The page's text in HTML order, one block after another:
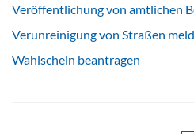
Veröffentlichung von amtlichen
Verunreinigung von Straßen
Wahlschein beantragen